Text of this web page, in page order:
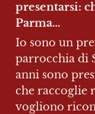
presentarsi:
Parma…
Io sono un
parrocchia di
anni sono
che raccoglie
vogliono